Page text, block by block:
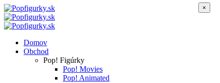
Domov
Obchod
Pop! Figúrky
Pop! Movies
Pop! Animated
×